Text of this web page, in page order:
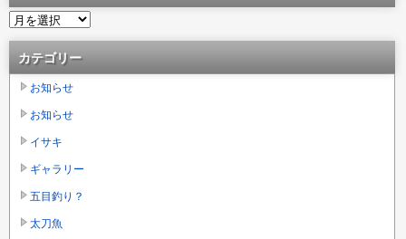
カテゴリー
お知らせ
お知らせ
イサキ
ギャラリー
五目釣り？
太刀魚